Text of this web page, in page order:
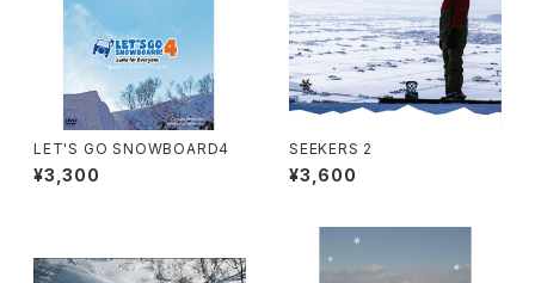
LET'S GO SNOWBOARD4
¥3,300
SEEKERS 2
¥3,600